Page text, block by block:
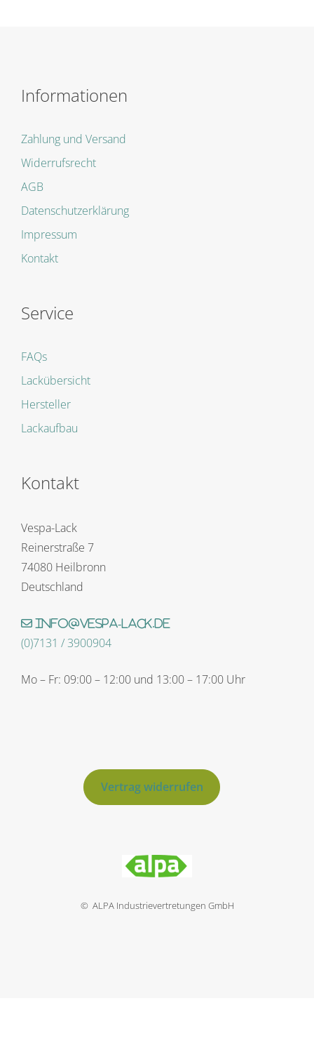
Informationen
Zahlung und Versand
Widerrufsrecht
AGB
Datenschutzerklärung
Impressum
Kontakt
Service
FAQs
Lackübersicht
Hersteller
Lackaufbau
Kontakt
Vespa-Lack
Reinerstraße 7
74080 Heilbronn
Deutschland
info@vespa-lack.de
(0)7131 / 3900904
Mo – Fr: 09:00 – 12:00 und 13:00 – 17:00 Uhr
Vertrag widerrufen
© ALPA Industrievertretungen GmbH